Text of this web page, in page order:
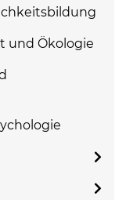
und Ökologie